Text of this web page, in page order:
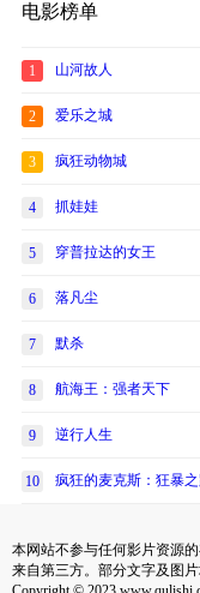
电影榜单
1 山河故人
2 爱乐之城
3 疯狂动物城
4 抓娃娃
5 穿普拉达的女王
6 落凡尘
7 默杀
8 航海王：强者天下
9 逆行人生
10 疯狂的麦克斯：狂暴
本网站不参与任何影片资源
来自第三方。部分文字及图